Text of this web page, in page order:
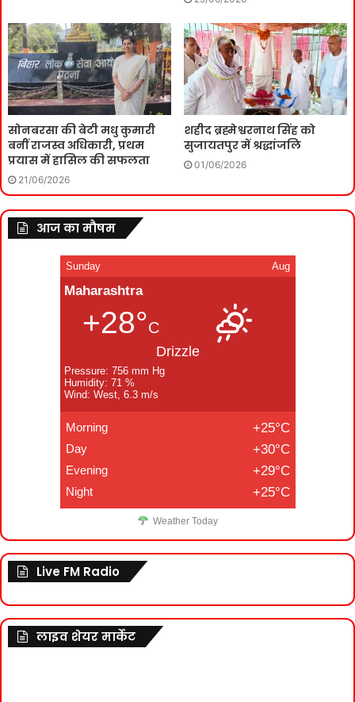
सोनबरसा की बेटी मधु कुमारी
बनीं राजस्व अधिकारी, प्रथम
प्रयास में हासिल की सफलता
21/06/2026
शहीद ब्रह्मेश्वरनाथ सिंह को
सुजायतपुर में श्रद्धांजलि
01/06/2026
आज का मौषम
Sunday Aug
Maharashtra
+28°C
Drizzle
Pressure: 756 mm Hg
Humidity: 71 %
Wind: West, 6.3 m/s
Morning +25°C
Day +30°C
Evening +29°C
Night +25°C
Weather Today
Live FM Radio
लाइव शेयर मार्केट